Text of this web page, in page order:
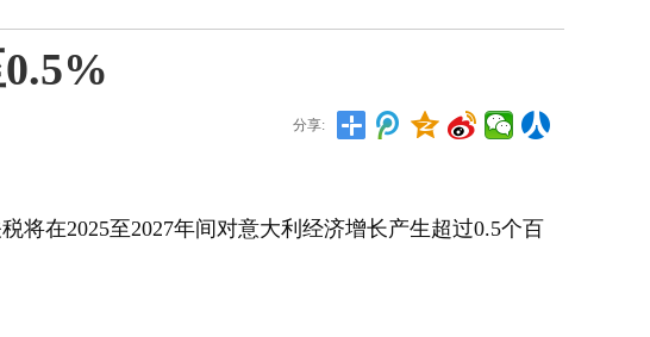
分享:
在2025至2027年间对意大利经济增长产生超过0.5个百